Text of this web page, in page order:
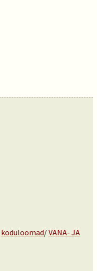
koduloomad/VANA- JA